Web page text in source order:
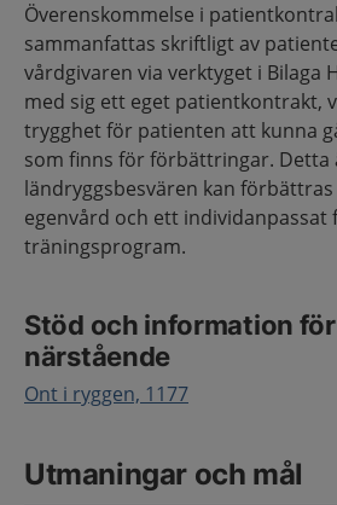
Överenskommelse i
sammanfattas skriftligt av
vårdgivaren via verktyget i Bilaga
med sig ett eget patientkontrakt,
trygghet för patienten att kunna
som finns för förbättringar. Detta
ländryggsbesvären kan
egenvård och ett individanpassat
träningsprogram.
Stöd och information
närstående
Ont i ryggen, 1177
Utmaningar och mål